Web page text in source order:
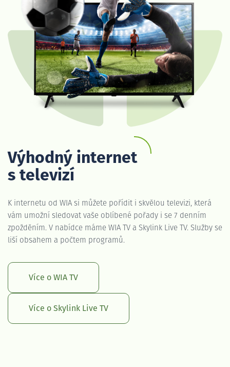
Výhodný internet
s televizí
K internetu od WIA si můžete pořídit i skvělou televizi, která
vám umožní sledovat vaše oblíbené pořady i se 7 denním
zpožděním. V nabídce máme WIA TV a Skylink Live TV. Služby se
liší obsahem a počtem programů.
Více o WIA TV
Více o Skylink Live TV